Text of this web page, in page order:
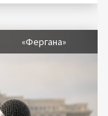
«Фергана»